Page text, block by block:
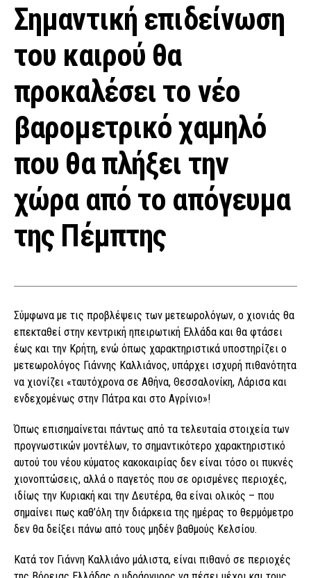
Σημαντική επιδείνωση
του καιρού θα
προκαλέσει το νέο
βαρομετρικό χαμηλό
που θα πλήξει την
χώρα από το απόγευμα
της Πέμπτης
Σύμφωνα με τις προβλέψεις των μετεωρολόγων, ο χιονιάς θα
επεκταθεί στην κεντρική ηπειρωτική Ελλάδα και θα φτάσει
έως και την Κρήτη, ενώ όπως χαρακτηριστικά υποστηρίζει ο
μετεωρολόγος Γιάννης Καλλιάνος, υπάρχει ισχυρή πιθανότητα
να χιονίζει «ταυτόχρονα σε Αθήνα, Θεσσαλονίκη, Λάρισα και
ενδεχομένως στην Πάτρα και στο Αγρίνιο»!
Όπως επισημαίνεται πάντως από τα τελευταία στοιχεία των
προγνωστικών μοντέλων, το σημαντικότερο χαρακτηριστικό
αυτού του νέου κύματος κακοκαιρίας δεν είναι τόσο οι πυκνές
χιονοπτώσεις, αλλά ο παγετός που σε ορισμένες περιοχές,
ιδίως την Κυριακή και την Δευτέρα, θα είναι ολικός – που
σημαίνει πως καθ’όλη την διάρκεια της ημέρας το θερμόμετρο
δεν θα δείξει πάνω από τους μηδέν βαθμούς Κελσίου.
Κατά τον Γιάννη Καλλιάνο μάλιστα, είναι πιθανό σε περιοχές